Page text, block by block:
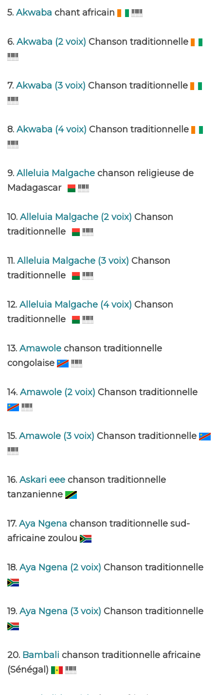
5. Akwaba chant africain
6. Akwaba (2 voix) Chanson traditionnelle
7. Akwaba (3 voix) Chanson traditionnelle
8. Akwaba (4 voix) Chanson traditionnelle
9. Alleluia Malgache chanson religieuse de
Madagascar
10. Alleluia Malgache (2 voix) Chanson
traditionnelle
11. Alleluia Malgache (3 voix) Chanson
traditionnelle
12. Alleluia Malgache (4 voix) Chanson
traditionnelle
13. Amawole chanson traditionnelle
congolaise
14. Amawole (2 voix) Chanson traditionnelle
15. Amawole (3 voix) Chanson traditionnelle
16. Askari eee chanson traditionnelle
tanzanienne
17. Aya Ngena chanson traditionnelle sud-
africaine zoulou
18. Aya Ngena (2 voix) Chanson traditionnelle
19. Aya Ngena (3 voix) Chanson traditionnelle
20. Bambali chanson traditionnelle africaine
(Sénégal)